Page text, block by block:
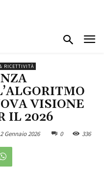
RICETTIVITÀ
VISIONE
IL 2026
2 Gennaio 2026 0 336